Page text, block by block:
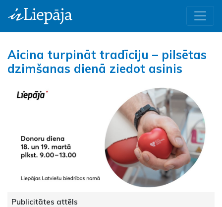
Aicina turpināt tradīciju – pilsētas
dzimšanas dienā ziedot asinis
Publicitātes attēls